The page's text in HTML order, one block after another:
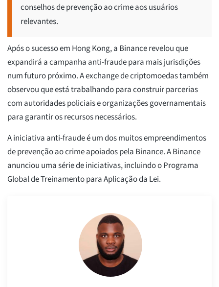
conselhos de prevenção ao crime aos usuários
relevantes.
Após o sucesso em Hong Kong, a Binance revelou que
expandirá a campanha anti-fraude para mais jurisdições
num futuro próximo. A exchange de criptomoedas também
observou que está trabalhando para construir parcerias
com autoridades policiais e organizações governamentais
para garantir os recursos necessários.
A iniciativa anti-fraude é um dos muitos empreendimentos
de prevenção ao crime apoiados pela Binance. A Binance
anunciou uma série de iniciativas, incluindo o Programa
Global de Treinamento para Aplicação da Lei.